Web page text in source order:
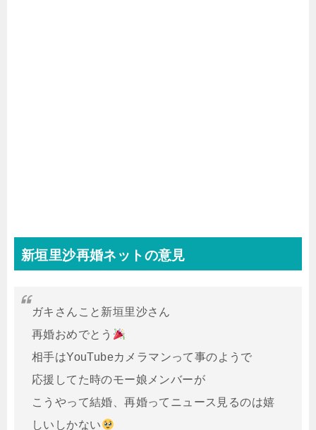
新垣里沙再婚ネットの意見
ガキさんこと新垣里沙さん
再婚おめでとう
相手はYouTubeカメラマンって事のようで
応援してた時のモー娘メンバーが
こうやって結婚、再婚ってニュース見るのは嬉
しいしかない